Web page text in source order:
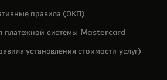
правила (ОКП)
платежной системы Mastercard
установления стоимости услуг)